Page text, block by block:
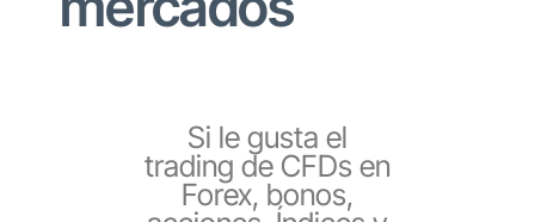
Si le gusta el
trading de CFDs en
Forex, bonos,